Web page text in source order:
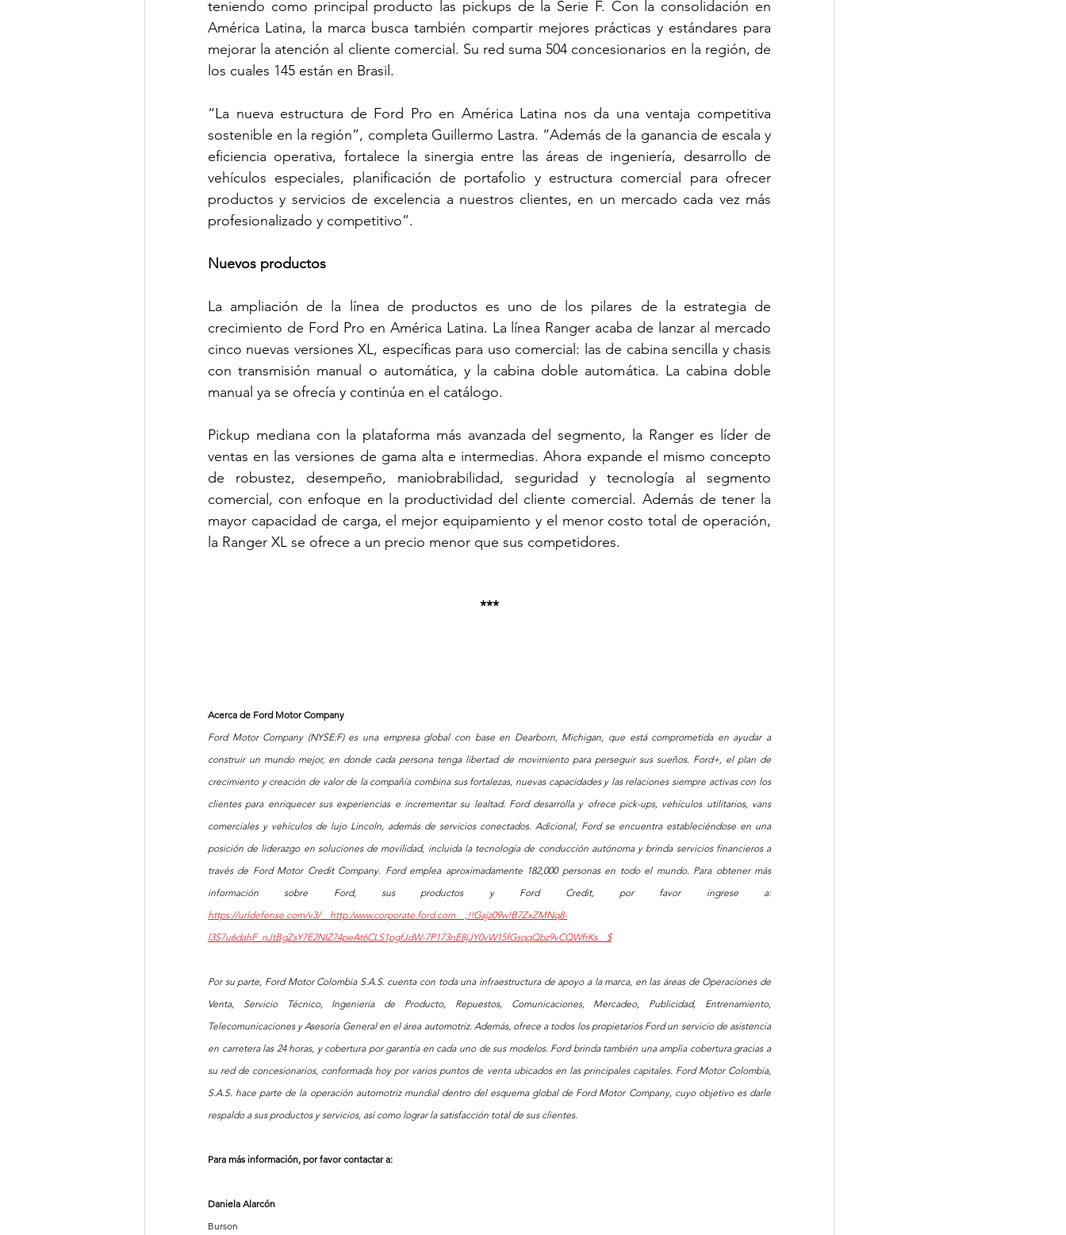
teniendo como principal producto las pickups de la Serie F. Con la consolidación en
América Latina, la marca busca también compartir mejores prácticas y estándares para
mejorar la atención al cliente comercial. Su red suma 504 concesionarios en la región, de
los cuales 145 están en Brasil.
“La nueva estructura de Ford Pro en América Latina nos da una ventaja competitiva
sostenible en la región”, completa Guillermo Lastra. “Además de la ganancia de escala y
eficiencia operativa, fortalece la sinergia entre las áreas de ingeniería, desarrollo de
vehículos especiales, planificación de portafolio y estructura comercial para ofrecer
productos y servicios de excelencia a nuestros clientes, en un mercado cada vez más
profesionalizado y competitivo”.
Nuevos productos
La ampliación de la línea de productos es uno de los pilares de la estrategia de
crecimiento de Ford Pro en América Latina. La línea Ranger acaba de lanzar al mercado
cinco nuevas versiones XL, específicas para uso comercial: las de cabina sencilla y chasis
con transmisión manual o automática, y la cabina doble automática. La cabina doble
manual ya se ofrecía y continúa en el catálogo.
Pickup mediana con la plataforma más avanzada del segmento, la Ranger es líder de
ventas en las versiones de gama alta e intermedias. Ahora expande el mismo concepto
de robustez, desempeño, maniobrabilidad, seguridad y tecnología al segmento
comercial, con enfoque en la productividad del cliente comercial. Además de tener la
mayor capacidad de carga, el mejor equipamiento y el menor costo total de operación,
la Ranger XL se ofrece a un precio menor que sus competidores.
***
Acerca de Ford Motor Company
Ford Motor Company (NYSE:F) es una empresa global con base en Dearborn, Michigan, que está comprometida en ayudar a
construir un mundo mejor, en donde cada persona tenga libertad de movimiento para perseguir sus sueños. Ford+, el plan de
crecimiento y creación de valor de la compañía combina sus fortalezas, nuevas capacidades y las relaciones siempre activas con los
clientes para enriquecer sus experiencias e incrementar su lealtad. Ford desarrolla y ofrece pick-ups, vehículos utilitarios, vans
comerciales y vehículos de lujo Lincoln, además de servicios conectados. Adicional, Ford se encuentra estableciéndose en una
posición de liderazgo en soluciones de movilidad, incluida la tecnología de conducción autónoma y brinda servicios financieros a
través de Ford Motor Credit Company. Ford emplea aproximadamente 182,000 personas en todo el mundo. Para obtener más
información sobre Ford, sus productos y Ford Credit, por favor ingrese a:
https://urldefense.com/v3/__http:/www.corporate.ford.com__;!!Gajz09w!B7ZxZMNq8-
l3S7u6dahF_nJtBgZsY7E2NIZ74peAt6CLS1pgfJdW-7P173nE8jJY0vW15fGsqqQbz9vCQWfrKs__$
Por su parte, Ford Motor Colombia S.A.S. cuenta con toda una infraestructura de apoyo a la marca, en las áreas de Operaciones de
Venta, Servicio Técnico, Ingeniería de Producto, Repuestos, Comunicaciones, Mercadeo, Publicidad, Entrenamiento,
Telecomunicaciones y Asesoría General en el área automotriz. Además, ofrece a todos los propietarios Ford un servicio de asistencia
en carretera las 24 horas, y cobertura por garantía en cada uno de sus modelos. Ford brinda también una amplia cobertura gracias a
su red de concesionarios, conformada hoy por varios puntos de venta ubicados en las principales capitales. Ford Motor Colombia,
S.A.S. hace parte de la operación automotriz mundial dentro del esquema global de Ford Motor Company, cuyo objetivo es darle
respaldo a sus productos y servicios, así como lograr la satisfacción total de sus clientes.
Para más información, por favor contactar a:
Daniela Alarcón
Burson